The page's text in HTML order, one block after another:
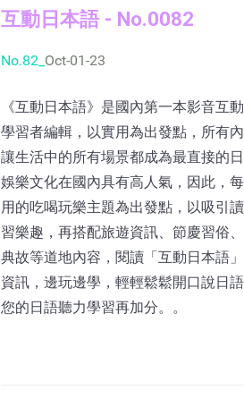
互動日本語 - No.0082
No.82_ Oct-01-23
《互動日本語》是國內第一本影音互
學習者編輯，以實用為出發點，所有
讓生活中的所有場景都成為最直接的
娛樂文化在國內具有高人氣，因此，
用的吃喝玩樂主題為出發點，以吸引
習樂趣，再搭配旅遊資訊、節慶習俗
典故等道地內容，閱讀「互動日本語
資訊，邊玩邊學，輕輕鬆鬆開口說日
您的日語聽力學習再加分。。